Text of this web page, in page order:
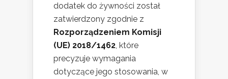
dodatek do żywności został
zatwierdzony zgodnie z
Rozporządzeniem Komisji
(UE) 2018/1462 , które
precyzuje wymagania
dotyczące jego stosowania, w